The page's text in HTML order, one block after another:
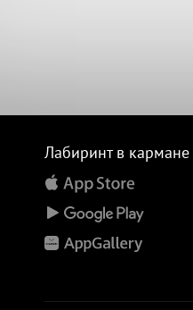
Лабиринт в кармане